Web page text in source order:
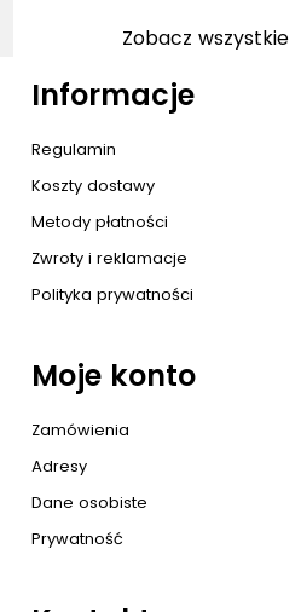
Zobacz wszystkie
Informacje
Regulamin
Koszty dostawy
Metody płatności
Zwroty i reklamacje
Polityka prywatności
Moje konto
Zamówienia
Adresy
Dane osobiste
Prywatność